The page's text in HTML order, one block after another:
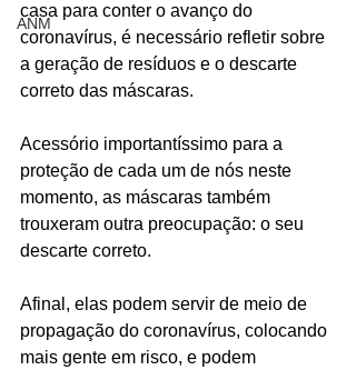
ANM
casa para conter o avanço do
coronavírus, é necessário refletir sobre
a geração de resíduos e o descarte
correto das máscaras.
Acessório importantíssimo para a
proteção de cada um de nós neste
momento, as máscaras também
trouxeram outra preocupação: o seu
descarte correto.
Afinal, elas podem servir de meio de
propagação do coronavírus, colocando
mais gente em risco, e podem